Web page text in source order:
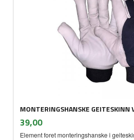
MONTERINGSHANSKE GEITESKINN
Pris
39,00mva.
Element foret monteringshanske i